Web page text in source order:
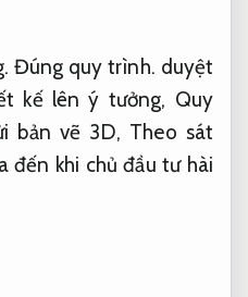
Đúng quy trình. duyệt
kế lên ý tưởng, Quy
bản vẽ 3D, Theo sát
đến khi chủ đầu tư hài